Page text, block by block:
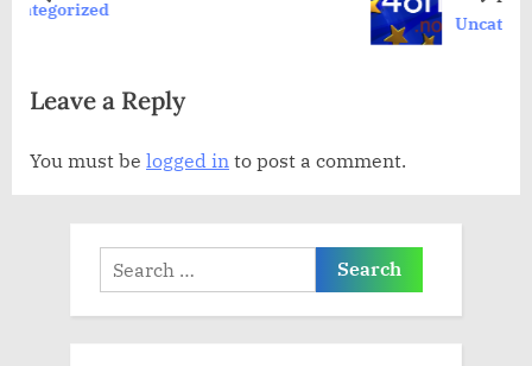
и
ь
а
и
:
сомневаются
Uncategorized
Leave a Reply
You must be logged in to post a comment.
Search
for: